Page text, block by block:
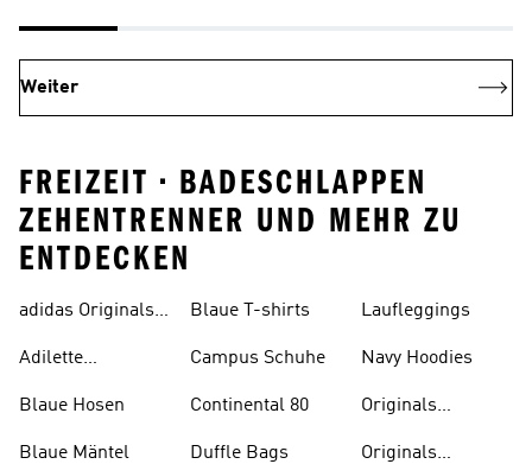
Weiter
FREIZEIT • BADESCHLAPPEN
ZEHENTRENNER UND MEHR ZU
ENTDECKEN
adidas Originals
Adilette
Blaue Hosen
Blaue Mäntel
Blaue T-shirts
Campus Schuhe
Continental 80
Duffle Bags
Laufleggings
Navy Hoodies
Originals
Originals